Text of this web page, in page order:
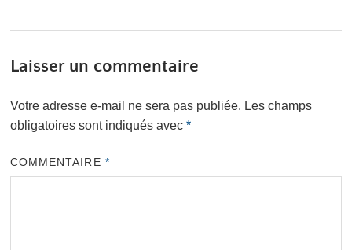
Laisser un commentaire
Votre adresse e-mail ne sera pas publiée. Les champs
obligatoires sont indiqués avec *
COMMENTAIRE *